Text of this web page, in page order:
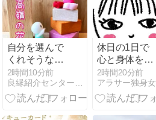
めながらやる
とか特殊な○
癖があるとか
自分を選んで
くれそうな相
手をターゲッ
トにする戦略
2時間10分前
休日の1日で
心と身体をリ
セット。リピ
ートしている
ファスティン
2時間20分前